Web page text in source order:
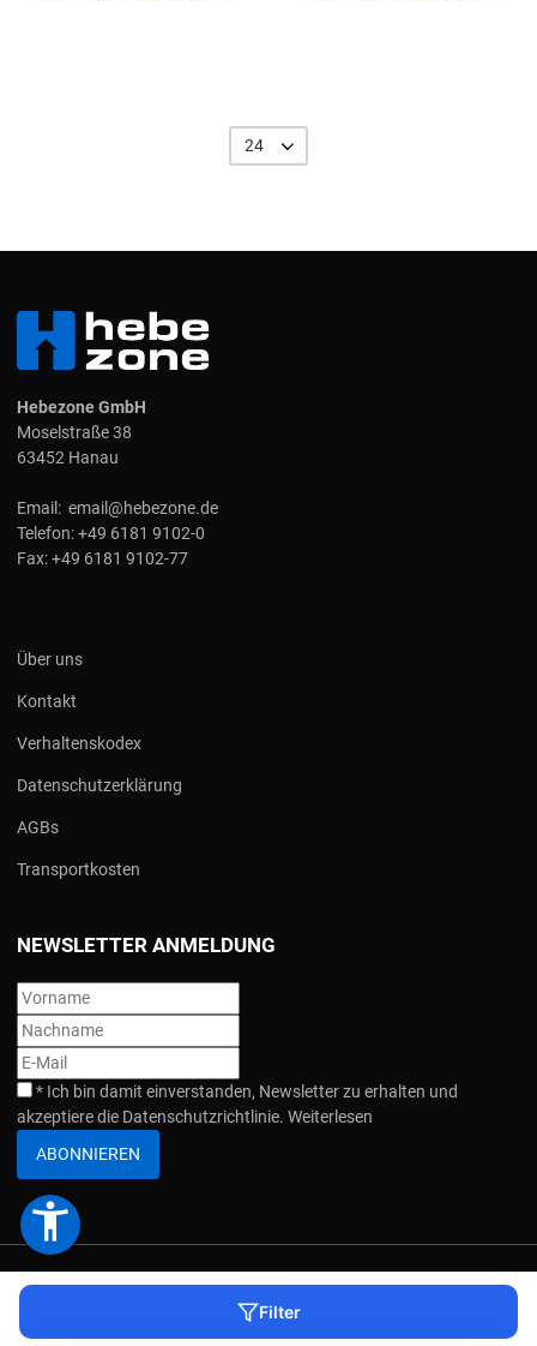
Filter
24
Hebezone GmbH
Moselstraße 38
63452 Hanau
Email: email@hebezone.de
Telefon:+49 6181 9102-0
Fax:+49 6181 9102-77
Über uns
Kontakt
Verhaltenskodex
Datenschutzerklärung
AGBs
Transportkosten
NEWSLETTER ANMELDUNG
* Ich bin damit einverstanden, Newsletter zu erhalten und
akzeptiere die Datenschutzrichtlinie. Weiterlesen
ABONNIEREN
COPYRIGHT © 2026 HEBEZONE. ALLE RECHTEVORBEHALTEN. |
IMPRESSUM
accessibility_new